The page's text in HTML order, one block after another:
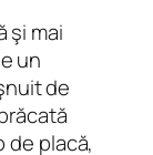
şi mai
un
de
de placă,